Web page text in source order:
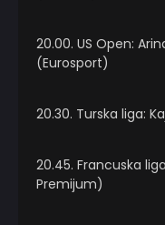
20.00. US Open:
(Eurosport)
20.30. Turska liga:
20.45. Francuska
Premijum)